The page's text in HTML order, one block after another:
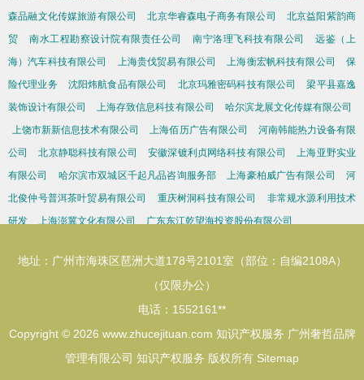
森品融文化传媒旅游有限公司
北京华睿森电子商务有限公司
北京益阳紫韵商
贸
南水工程勘察设计院有限责任公司 南宁洛理飞科技有限公司
远鉴（上
海）汽车科技有限公司
上海贵伐贸易有限公司 上海衡宏帆科技有限公司
保
险代理业务
沈阳炜航食品有限公司 北京玛雅密码科技有限公司
梁平县嘉逸
装饰设计有限公司
上海存致信息科技有限公司
哈尔滨龙展文化传媒有限公司
上饶市新新信息技术有限公司
上海佰历广告有限公司
河南韩能热力设备有限
公司
北京静聪科技有限公司 安徽深镀利贞网络科技有限公司
上海亚野实业
有限公司
哈尔滨市双城区千起凡品咨询服务部 上海豪柏威广告有限公司
河
北俊仲号普洱茶叶贸易有限公司
重庆树洞科技有限公司
非常规水源利用技术
研发
上海澎冀文化有限公司 广东东江乾望海投资股份有限公司
地址：广州市海珠区琶洲大道178号2101室（部位：自编2108A）
（仅限办公）
电话：1552161**
Copyright © 2026 www.zhucejituan.com 知识产权服务 广州奢哲品牌
管理有限公司 知识产权服务 版权所有 Sitemap